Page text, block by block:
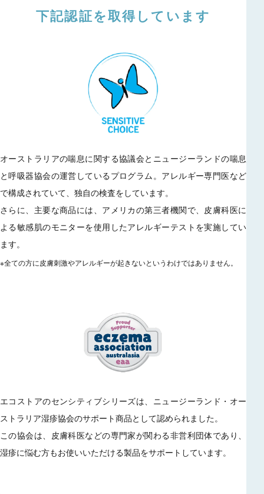
下記認証を取得しています
オーストラリアの喘息に関する協議会とニュージーランドの喘息
と呼吸器協会の運営しているプログラム。アレルギー専門医など
で構成されていて、独自の検査をしています。
さらに、主要な商品には、アメリカの第三者機関で、皮膚科医に
よる敏感肌のモニターを使用したアレルギーテストを実施してい
ます。
※全ての方に皮膚刺激やアレルギーが起きないというわけではありません。
エコストアのセンシティブシリーズは、ニュージーランド・オー
ストラリア湿疹協会のサポート商品として認められました。
この協会は、皮膚科医などの専門家が関わる非営利団体であり、
湿疹に悩む方もお使いいただける製品をサポートしています。